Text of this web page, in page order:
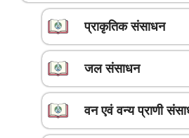
प्राकृतिक संसाधन
जल संसाधन
वन एवं वन्य प्राणी